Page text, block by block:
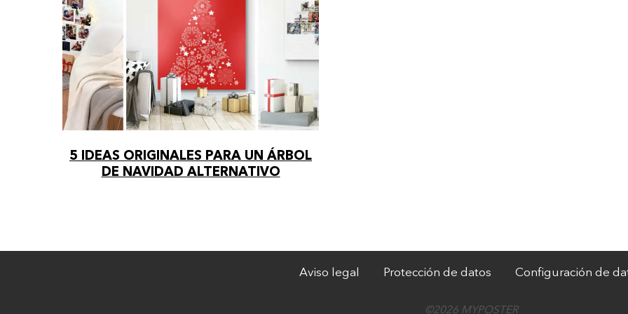
5 IDEAS ORIGINALES PARA UN ÁRBOL
DE NAVIDAD ALTERNATIVO
Aviso legal Protección de datos Configuración de
©2026 MYPOSTER